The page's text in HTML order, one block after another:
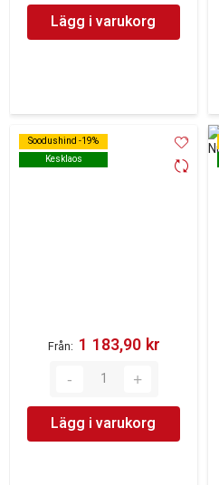
Lägg i varukorg
Soodushind -19%
Kesklaos
Soodushind -19%
Kesklaos
Från 1 183,90 kr‎
Lägg i varukorg